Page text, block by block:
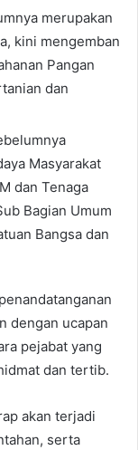
merupakan
kini mengemban
Pangan
dan
Masyarakat
dan Tenaga
Bagian Umum
Bangsa dan
dengan ucapan
pejabat yang
dan tertib.
akan terjadi
serta